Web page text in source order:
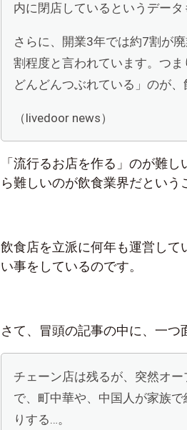
内に閉店しているというデータ
さらに、開業3年では約7割が
割程度と言われています。つま
どんどんつぶれている」のが、
（livedoor news）
「流行るお店を作る」のが難
ら難しいのが飲食業界だという
飲食店を立派に何年も運営し
い事をしているのです。
さて、冒頭の記事の中に、一つ
チェーン店は残るが、突然オ
で、町中華や、中国人が家族
りする…。